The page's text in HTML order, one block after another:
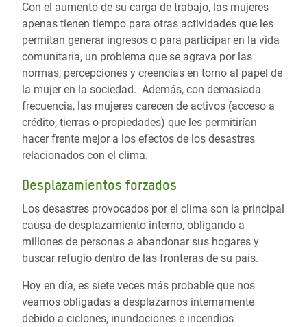
Con el aumento de su carga de trabajo, las mujeres
apenas tienen tiempo para otras actividades que les
permitan generar ingresos o para participar en la vida
comunitaria, un problema que se agrava por las
normas, percepciones y creencias en torno al papel de
la mujer en la sociedad. Además, con demasiada
frecuencia, las mujeres carecen de activos (acceso a
crédito, tierras o propiedades) que les permitirían
hacer frente mejor a los efectos de los desastres
relacionados con el clima.
Desplazamientos forzados
Los desastres provocados por el clima son la principal
causa de desplazamiento interno, obligando a
millones de personas a abandonar sus hogares y
buscar refugio dentro de las fronteras de su país.
Hoy en día, es siete veces más probable que nos
veamos obligadas a desplazarnos internamente
debido a ciclones, inundaciones e incendios